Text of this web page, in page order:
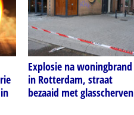
Explosie na woningbrand
in Rotterdam, straat
bezaaid met glasscherven